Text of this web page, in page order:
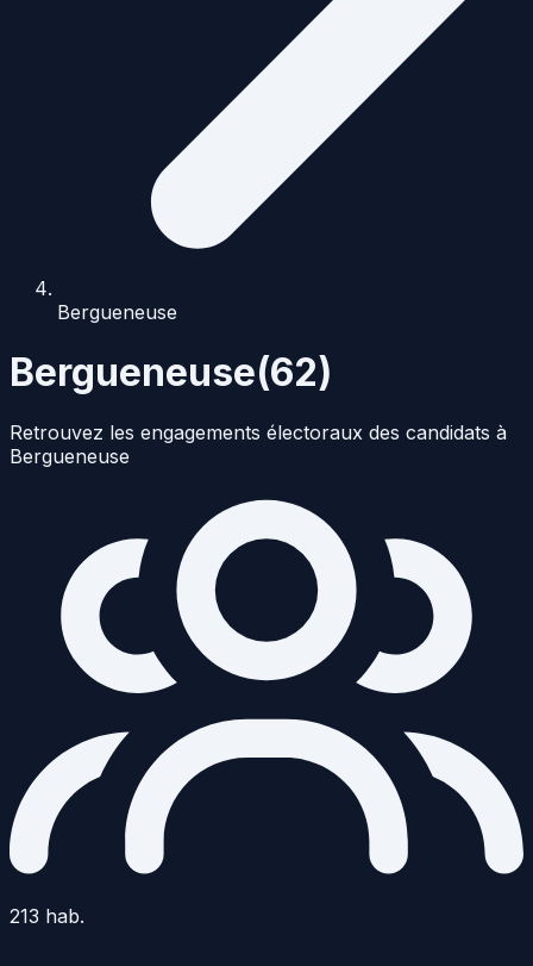
Bergueneuse
Bergueneuse(62)
Retrouvez les engagements électoraux des candidats à
Bergueneuse
213 hab.